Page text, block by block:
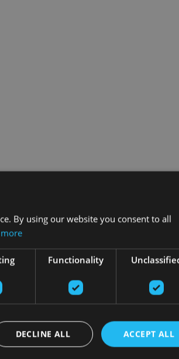
By using our website you consent to all
more
Functionality
ACCEPT ALL
DECLINE ALL